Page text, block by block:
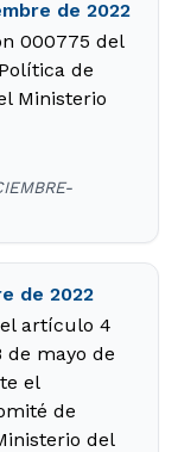
de 2022
000775 del
de
Ministerio
de 2022
artículo 4
de mayo de
el
de
del